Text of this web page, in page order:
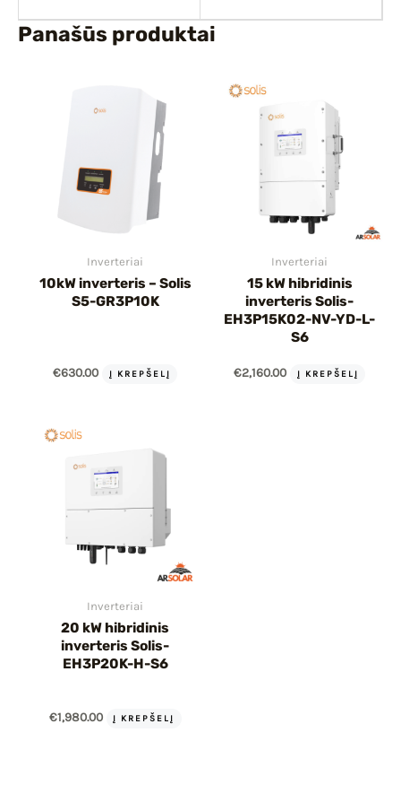
Panašūs produktai
Inverteriai
10kW inverteris – Solis
S5-GR3P10K
€630.00 Į KREPŠELĮ
Inverteriai
15 kW hibridinis
inverteris Solis-
EH3P15K02-NV-YD-L-
S6
€2,160.00 Į KREPŠELĮ
Inverteriai
20 kW hibridinis
inverteris Solis-
EH3P20K-H-S6
€1,980.00 Į KREPŠELĮ